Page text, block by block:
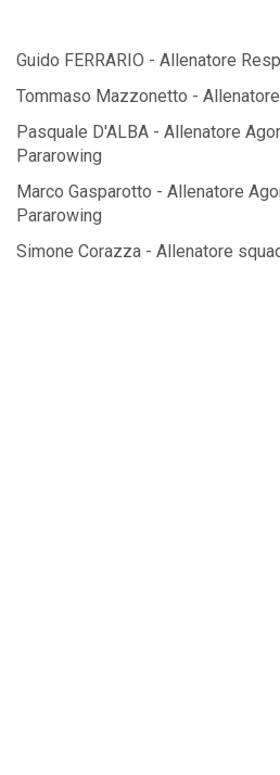
Guido FERRARIO - Allenatore
Tommaso Mazzonetto -
Pasquale D'ALBA - Allenatore
Pararowing
Marco Gasparotto - Allenatore
Pararowing
Simone Corazza - Allenatore